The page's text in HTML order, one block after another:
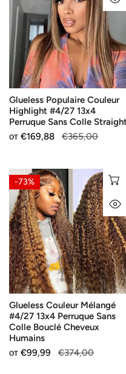
Highlight
#4/27
13x4
Perruque
Sans
Colle
Straight
Glueless Populaire Couleur
Highlight #4/27 13x4
Perruque Sans Colle
Продажна
от €169,88
Редовна
€365,00
Glueless
Couleur
Mélangé
#4/27
13x4
Perruque
Sans
Colle
Bouclé
Cheveux
Humains
-73%
Glueless Couleur Mélangé
#4/27 13x4 Perruque Sans
Colle Bouclé Cheveux
Humains
Продажна
от €99,99
Редовна
€374,00